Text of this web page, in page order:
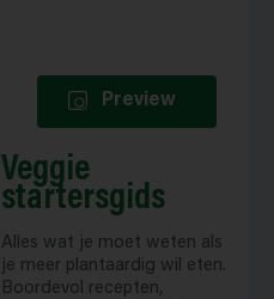
Preview
Veggie
startersgids
Alles wat je moet weten als
je meer plantaardig wil eten.
Boordevol recepten,